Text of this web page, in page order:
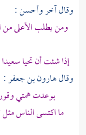
وقال آخر وأحسن :
ومن يطلب الأعلى من
إذا شئت أن تحيا
وقالهارون بن جعفر:
بوعدت همتي
ما اكتسى الناس